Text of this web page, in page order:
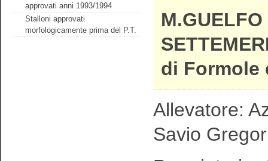
approvati anni 1993/1994
Stalloni approvati
morfologicamente prima del P.T.
M.GUELFO
di Formole
Allevatore:
Savio